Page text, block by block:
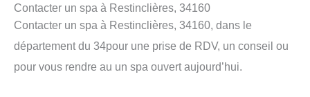
Contacter un spa à Restinclières, 34160
Contacter un spa à Restinclières, 34160, dans le
département du 34pour une prise de RDV, un conseil ou
pour vous rendre au un spa ouvert aujourd’hui.